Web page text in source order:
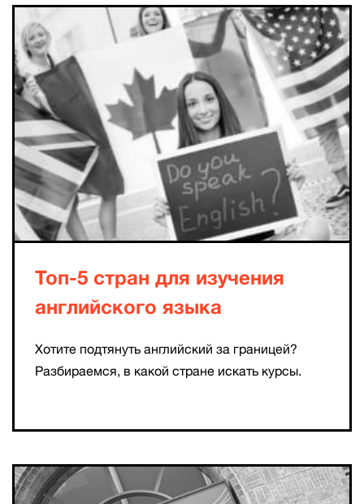
Топ-5 стран для изучения
английского языка
Хотите подтянуть английский за границей?
Разбираемся, в какой стране искать курсы.